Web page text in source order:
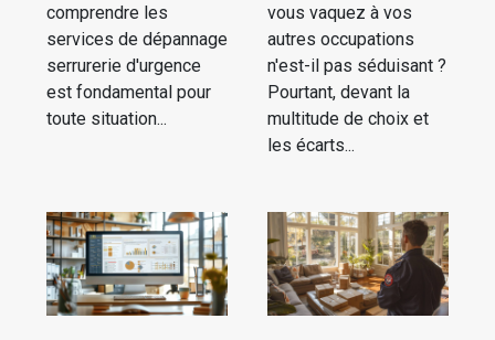
comprendre les
services de dépannage
serrurerie d'urgence
est fondamental pour
toute situation...
vous vaquez à vos
autres occupations
n'est-il pas séduisant ?
Pourtant, devant la
multitude de choix et
les écarts...